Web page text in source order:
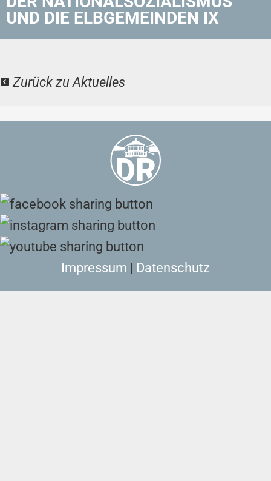
UND DIE ELBGEMEINDEN IX
Zurück zu Aktuelles
Impressum | Datenschutz